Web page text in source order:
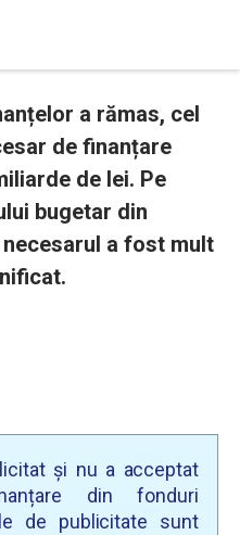
a rămas, cel
de finanțare
de lei. Pe
bugetar din
a fost mult
și nu a acceptat
din fonduri
de publicitate sunt